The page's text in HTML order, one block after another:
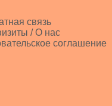
связь
/ О нас
соглашение